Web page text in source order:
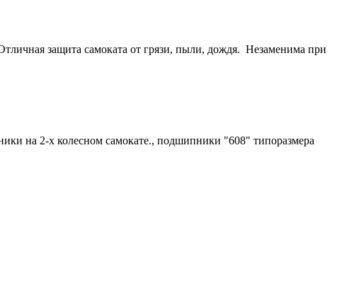
защита самоката от грязи, пыли, дождя. Незаменима при
на 2-х колесном самокате., подшипники "608" типоразмера